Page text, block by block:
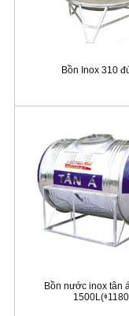
Bồn Inox 310
Bồn nước inox tân